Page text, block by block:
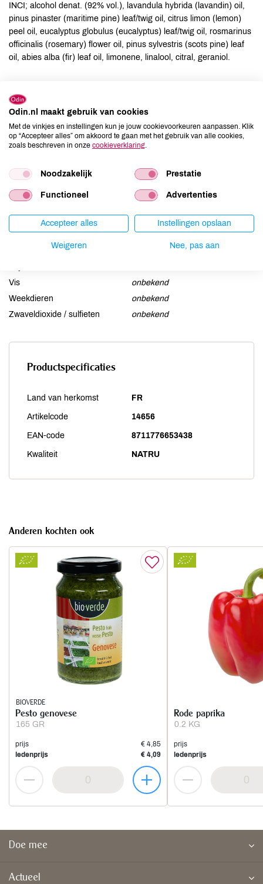
INCI; alcohol denat. (92% vol.), lavandula hybrida (lavandin) oil,
pinus pinaster (maritime pine) leaf/twig oil, citrus limon (lemon)
peel oil, eucalyptus globulus (eucalyptus) leaf/twig oil, rosmarinus
officinalis (rosemary) flower oil, pinus sylvestris (scots pine) leaf
oil, abies alba (fir) leaf oil, limonene, linalool, citral, geraniol.
Aardnoten
onbekend
Ei
onbekend
Gluten
onbekend
Lupine
onbekend
Mosterd
onbekend
Schaaldieren
onbekend
Selderij
onbekend
Vis
onbekend
Weekdieren
onbekend
Zwaveldioxide / sulfieten
onbekend
Productspecificaties
Land van herkomst FR
Artikelcode 14656
EAN-code 8711776653438
Kwaliteit NATRU
Anderen kochten ook
BIOVERDE
165 GR
Pesto genovese
prijs
€ 4,85
ledenprijs
€ 4,09
0.2 KG
Rode paprika
prijs
ledenprijs
Doe mee
Actueel
Odin.nl maakt gebruik van cookies
Met de vinkjes en instellingen kun je jouw cookievoorkeuren aanpassen. Klik
op “Accepteer alles” om akkoord te gaan met het gebruik van alle cookies,
zoals beschreven in onze cookieverklaring
Noodzakelijk Prestatie
Functioneel Advertenties
Accepteer alles Instellingen opslaan
Weigeren Nee, pas aan